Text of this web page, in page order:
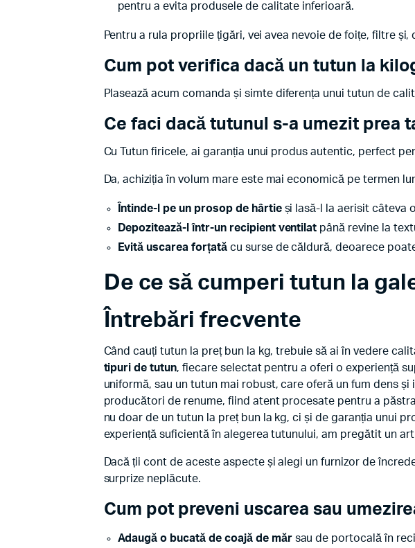
pentru a evita produsele de calitate inferioară.
Pentru a rula propriile țigări, vei avea nevoie de foițe, filtre
Cum pot verifica dacă un tutun la
Plasează acum comanda și simte diferența unui tutun de
Ce faci dacă tutunul s-a umezit prea
Cu Tutun firicele, ai garanția unui produs autentic, perfect
Da, achiziția în volum mare este mai economică pe termen
Întinde-l pe un prosop de hârtieși lasă-l la aerisit câteva
Depozitează-l într-un recipient ventilat până revine la
Evită uscarea forțatăcu surse de căldură, deoarece
De ce să cumperi tutun la
Întrebări frecvente
Când cauți tutun la preț bun la kg, trebuie să ai în vedere
tipuri de tutun, fiecare selectat pentru a oferi o experiență
uniformă, sau un tutun mai robust, care oferă un fum dens
producători de renume, fiind atent procesate pentru a păstra
nu doar de un tutun la preț bun la kg, ci și de garanția unui
experiență suficientă în alegerea tutunului, am pregătit un
Dacă ții cont de aceste aspecte și alegi un furnizor de
surprize neplăcute.
Cum pot preveni uscarea sau
Adaugă o bucată de coajă de mărsau de portocală în